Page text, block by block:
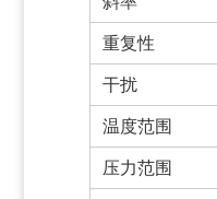
重复性
干扰
温度范围
压力范围